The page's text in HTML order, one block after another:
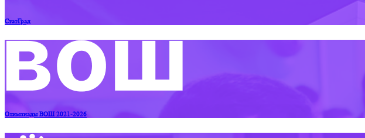
СтатГрад
Олимпиады ВОШ 2021-2026